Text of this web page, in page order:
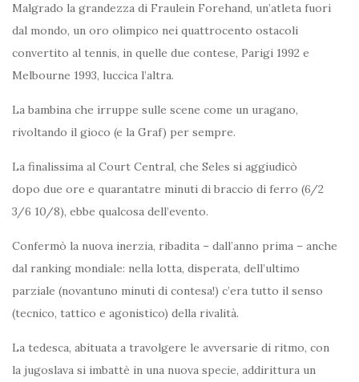
Malgrado la grandezza di Fraulein Forehand, un’atleta fuori
dal mondo, un oro olimpico nei quattrocento ostacoli
convertito al tennis, in quelle due contese, Parigi 1992 e
Melbourne 1993, luccica l’altra.
La bambina che irruppe sulle scene come un uragano,
rivoltando il gioco (e la Graf) per sempre.
La finalissima al Court Central, che Seles si aggiudicò
dopo due ore e quarantatre minuti di braccio di ferro (6/2
3/6 10/8), ebbe qualcosa dell’evento.
Confermò la nuova inerzia, ribadita – dall’anno prima – anche
dal ranking mondiale: nella lotta, disperata, dell’ultimo
parziale (novantuno minuti di contesa!) c’era tutto il senso
(tecnico, tattico e agonistico) della rivalità.
La tedesca, abituata a travolgere le avversarie di ritmo, con
la jugoslava si imbattè in una nuova specie, addirittura un